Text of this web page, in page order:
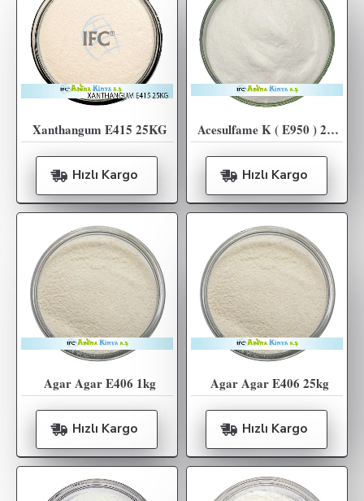
Xanthangum E415 25KG
Hızlı Kargo
Acesulfame K ( E950 ) 25KG
Hızlı Kargo
Agar Agar E406 1kg
Hızlı Kargo
Agar Agar E406 25kg
Hızlı Kargo